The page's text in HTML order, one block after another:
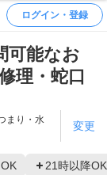
ログイン・登録
可能なお
理・蛇口
まり・水
変更
21時以降OK